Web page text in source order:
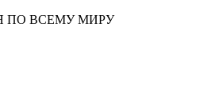
ПО ВСЕМУ МИРУ